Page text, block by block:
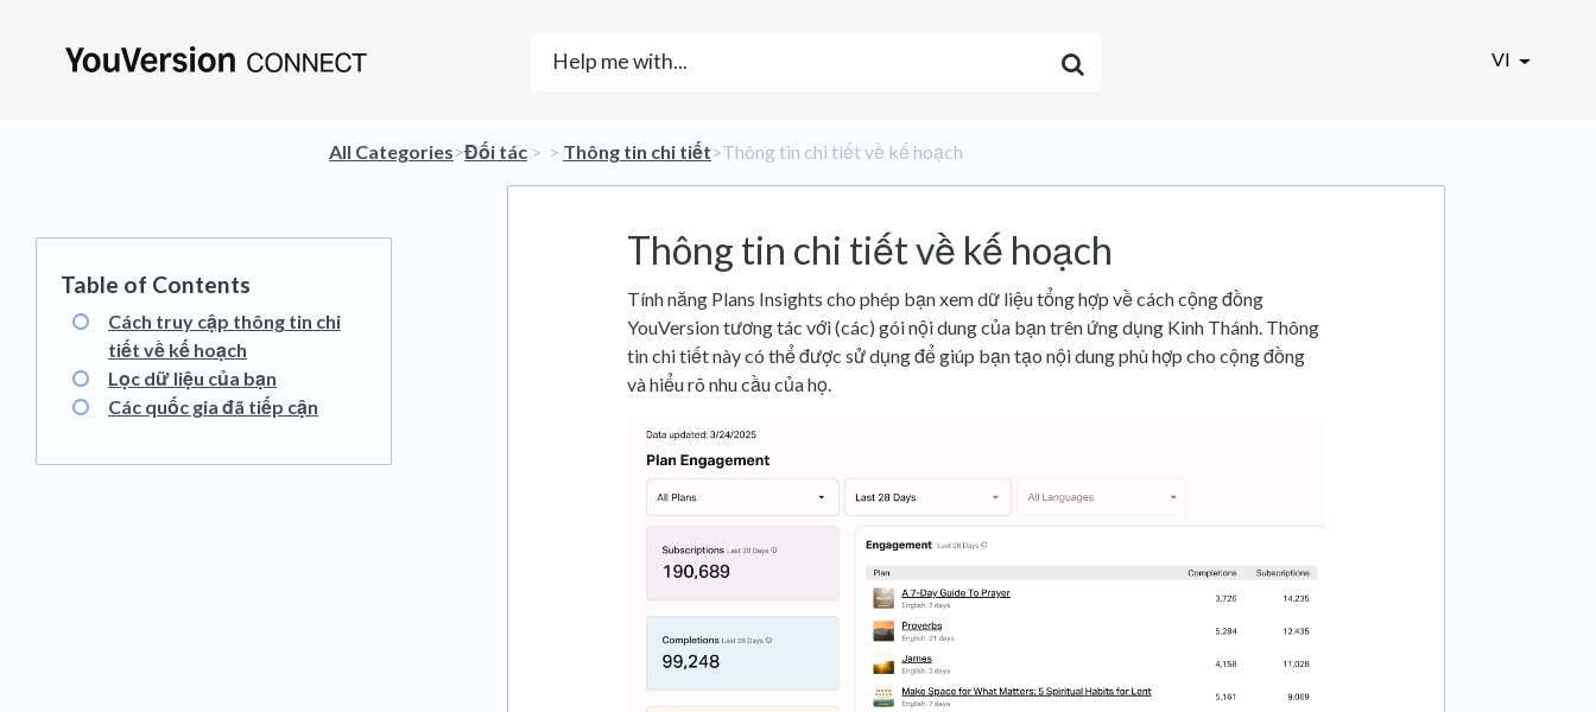
VI
All Categories​>​​Đối tác ​ > ​ ​ > ​ ​Thông tin chi tiết​>​ Thông tin chi tiết về kế hoạch
Thông tin chi tiết về kế hoạch
Cách truy cập thông tin chi
tiết về kế hoạch
Lọc dữ liệu của bạn
Các quốc gia đã tiếp cận
Tính năng Plans Insights cho phép bạn xem dữ liệu tổng hợp về cách cộng đồng
YouVersion tương tác với (các) gói nội dung của bạn trên ứng dụng Kinh Thánh. Thông
tin chi tiết này có thể được sử dụng để giúp bạn tạo nội dung phù hợp cho cộng đồng
và hiểu rõ nhu cầu của họ.